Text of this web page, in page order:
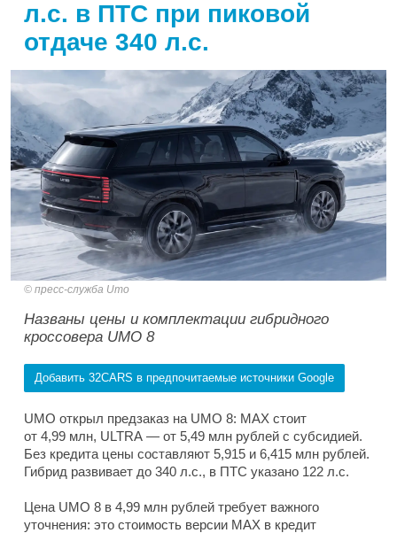
л.с. в ПТС при пиковой
отдаче 340 л.с.
пресс-служба Umo
Названы цены и комплектации гибридного
кроссовера UMO 8
Добавить 32CARS в предпочитаемые источники Google
UMO открыл предзаказ на UMO 8: MAX стоит
от 4,99 млн, ULTRA — от 5,49 млн рублей с субсидией.
Без кредита цены составляют 5,915 и 6,415 млн рублей.
Гибрид развивает до 340 л.с., в ПТС указано 122 л.с.
Цена UMO 8 в 4,99 млн рублей требует важного
уточнения: это стоимость версии MAX в кредит